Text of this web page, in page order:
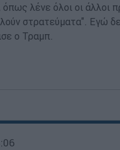
λένε όλοι οι άλλοι
στρατεύματα". Εγώ
ο Τραμπ.